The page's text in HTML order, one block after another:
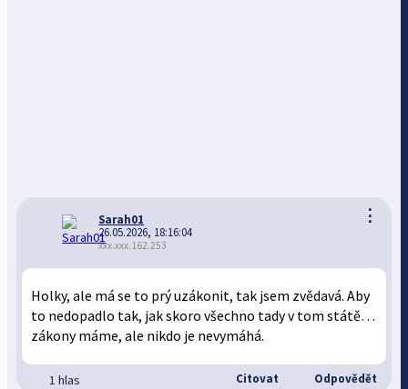
⋮
Sarah01
26.05.2026, 18:16:04
xxx.xxx.162.253
Holky, ale má se to prý uzákonit, tak jsem zvědavá. Aby
to nedopadlo tak, jak skoro všechno tady v tom státě…
zákony máme, ale nikdo je nevymáhá.
1 hlas Citovat Odpovědět